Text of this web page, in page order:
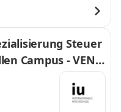
Steuer
Campus - VENT